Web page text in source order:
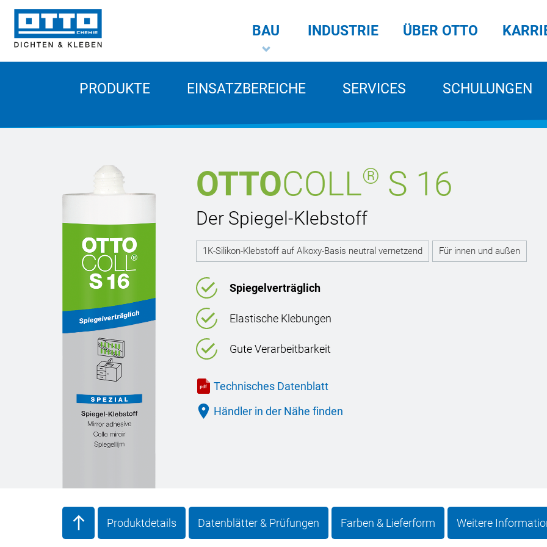
BAU
PRODUKTE EINSATZBEREICHE SERVICES SCHULUNGEN
INDUSTRIE ÜBER OTTO
OTTOCOLL® S 16
Der Spiegel-Klebstoff
1K-Silikon-Klebstoff auf Alkoxy-Basis neutral vernetzend Für innen und außen
Spiegelverträglich
Elastische Klebungen
Gute Verarbeitbarkeit
Technisches Datenblatt
Händler in der Nähe finden
Produktdetails Datenblätter & Prüfungen Farben & Lieferform Weitere